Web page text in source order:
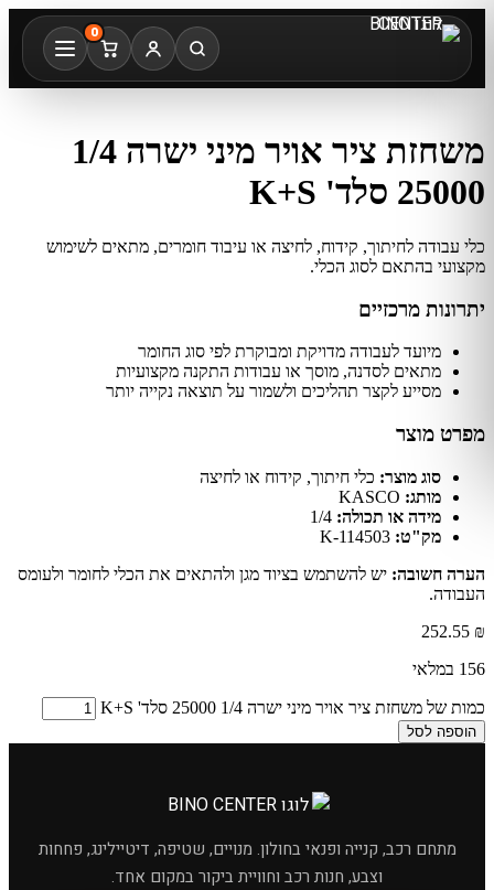
0
משחזת ציר אויר מיני ישרה 1/4
25000 סלד' K+S
כלי עבודה לחיתוך, קידוח, לחיצה או עיבוד חומרים, מתאים לשימוש
מקצועי בהתאם לסוג הכלי.
יתרונות מרכזיים
מיועד לעבודה מדויקת ומבוקרת לפי סוג החומר
מתאים לסדנה, מוסך או עבודות התקנה מקצועיות
מסייע לקצר תהליכים ולשמור על תוצאה נקייה יותר
מפרט מוצר
סוג מוצר: כלי חיתוך, קידוח או לחיצה
מותג:
מידה או תכולה:
מק"ט:
הערה חשובה: יש להשתמש בציוד מגן ולהתאים את הכלי לחומר ולעומס
העבודה.
252.55 ₪
156 במלאי
כמות של משחזת ציר אויר מיני ישרה 1/4 25000 סלד' K+S
הוספה לסל
מתחם רכב, קנייה ופנאי בחולון. מנויים, שטיפה, דיטיילינג, פחחות
וצבע, חנות רכב וחוויית ביקור במקום אחד.